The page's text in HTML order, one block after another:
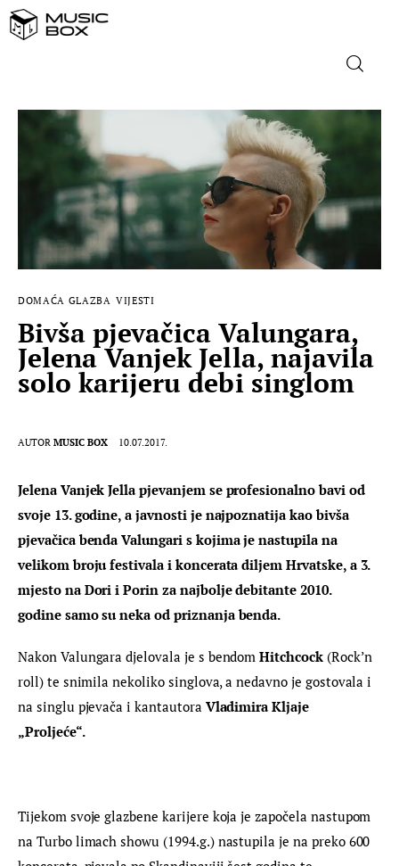
NASLOVNICA
DOMAĆA GLAZBA
STRANA GLAZBA
FILM
MUSIC BOX
DOMAĆA GLAZBA VIJESTI
Bivša pjevačica Valungara,
Jelena Vanjek Jella, najavila
solo karijeru debi singlom
AUTOR MUSIC BOX 10.07.2017.
Jelena Vanjek Jella pjevanjem se profesionalno bavi od
svoje 13. godine, a javnosti je najpoznatija kao bivša
pjevačica benda Valungari s kojima je nastupila na
velikom broju festivala i koncerata diljem Hrvatske, a 3.
mjesto na Dori i Porin za najbolje debitante 2010.
godine samo su neka od priznanja benda.
Nakon Valungara djelovala je s bendom Hitchcock (Rock’n
roll) te snimila nekoliko singlova, a nedavno je gostovala i
na singlu pjevača i kantautora Vladimira Kljaje
„Proljeće“.
Tijekom svoje glazbene karijere koja je započela nastupom
na Turbo limach showu (1994.g.) nastupila je na preko 600